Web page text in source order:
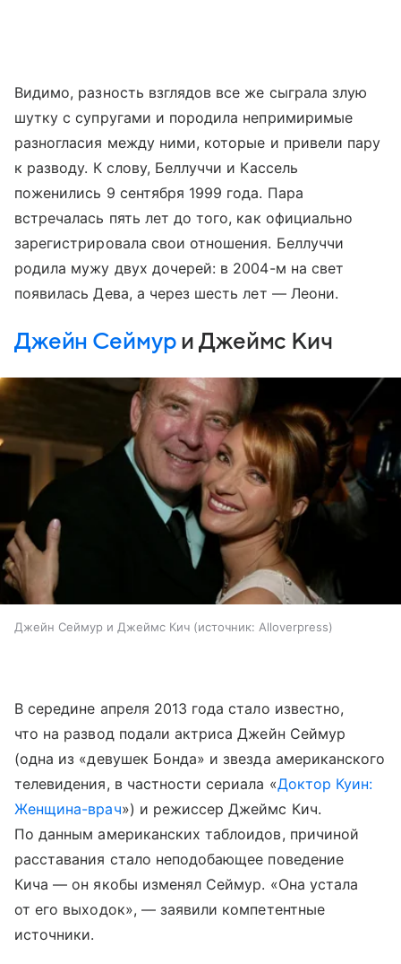
Видимо, разность взглядов все же сыграла злую
шутку с супругами и породила непримиримые
разногласия между ними, которые и привели пару
к разводу. К слову, Беллуччи и Кассель
поженились 9 сентября 1999 года. Пара
встречалась пять лет до того, как официально
зарегистрировала свои отношения. Беллуччи
родила мужу двух дочерей: в 2004-м на свет
появилась Дева, а через шесть лет — Леони.
Джейн Сеймур и Джеймс Кич
Джейн Сеймур и Джеймс Кич источник: Alloverpress
В середине апреля 2013 года стало известно,
что на развод подали актриса Джейн Сеймур
(одна из «девушек Бонда» и звезда американского
телевидения, в частности сериала «Доктор Куин:
Женщина-врач») и режиссер Джеймс Кич.
По данным американских таблоидов, причиной
расставания стало неподобающее поведение
Кича — он якобы изменял Сеймур. «Она устала
от его выходок», — заявили компетентные
источники.